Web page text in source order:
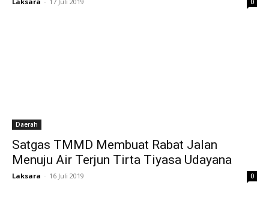
0
Daerah
Satgas TMMD Membuat Rabat Jalan
Menuju Air Terjun Tirta Tiyasa Udayana
Laksara - 16 Juli 2019 0